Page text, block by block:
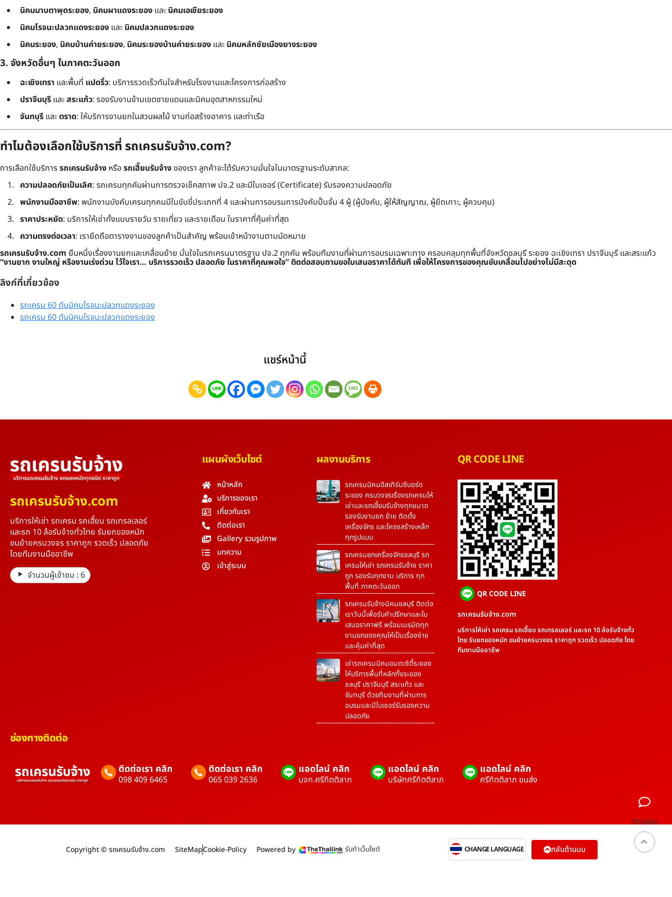
นิคมมาบตาพุดระยอง, นิคมผาแดงระยอง และ นิคมเอเชียระยอง
นิคมโรจนะปลวกแดงระยอง และ นิคมปลวกแดงระยอง
นิคมระยอง, นิคมบ้านค่ายระยอง, นิคมระยองบ้านค่ายระยอง และ นิคมหลักชัยเมืองยางระยอง
3. จังหวัดอื่นๆ ในภาคตะวันออก
ฉะเชิงเทรา และพื้นที่ แปดริ้ว: บริการรวดเร็วทันใจสำหรับโรงงานและโครงการก่อสร้าง
ปราจีนบุรี และสระแก้ว: รองรับงานข้ามเขตชายแดนและนิคมอุตสาหกรรมใหม่
จันทบุรี และตราด: ให้บริการงานยกในสวนผลไม้ งานก่อสร้างอาคาร และท่าเรือ
ทำไมต้องเลือกใช้บริการที่ รถเครนรับจ้าง.com?
การเลือกใช้บริการรถเครนรับจ้าง หรือรถเฮี๊ยบรับจ้าง ของเรา ลูกค้าจะได้รับความมั่นใจในมาตรฐานระดับสากล:
ความปลอดภัยเป็นเลิศ: รถเครนทุกคันผ่านการตรวจเช็คสภาพ ปจ.2 และมีใบเซอร์ (Certificate) รับรองความปลอดภัย
พนักงานมืออาชีพ: พนักงานบังคับเครนทุกคนมีใบขับขี่ประเภทที่ 4 และผ่านการอบรมการบังคับปั้นจั่น 4 ผู้ (ผู้บังคับ, ผู้ให้สัญญาณ, ผู้ยึดเกาะ, ผู้ควบคุม)
ราคาประหยัด: บริการให้เช่าทั้งแบบรายวัน รายเที่ยว และรายเดือน ในราคาที่คุ้มค่าที่สุด
ความตรงต่อเวลา: เรายึดถือตารางงานของลูกค้าเป็นสำคัญ พร้อมเข้าหน้างานตามนัดหมาย
รถเครนรับจ้าง.com ยืนหนึ่งเรื่องงานยกและเคลื่อนย้าย มั่นใจในรถเครนมาตรฐาน ปจ.2 ทุกคัน พร้อมทีมงานที่ผ่านการอบรมเฉพาะทาง ครอบคลุมทุกพื้นที่จังหวัดชลบุรี ระยอง ฉะเชิงเทรา ปราจีนบุรี และสระแก้ว
“งานยาก งานใหญ่ หรืองานเร่งด่วน ไว้ใจเรา… บริการรวดเร็ว ปลอดภัย ในราคาที่คุณพอใจ”ติดต่อสอบถามขอใบเสนอราคาได้ทันที เพื่อให้โครงการของคุณขับเคลื่อนไปอย่างไม่มีสะดุด
ลิงก์ที่เกี่ยวข้อง
รถเครน 60 ตันนิคมโรจนะปลวกแดงระยอง
รถเครน 60 ตันนิคมโรจนะปลวกแดงระยอง
แชร์หน้านี้
รถเครนรับจ้าง.com
บริการให้เช่า รถเครน รถเฮี๊ยบ รถเทรลเลอร์
และรถ 10 ล้อรับจ้างทั่วไทย รับยกของหนัก
ขนย้ายครบวงจร ราคาถูก รวดเร็ว ปลอดภัย
โดยทีมงานมืออาชีพ
จำนวนผู้เข้าชม : 6
แผนผังเว็บไซต์
หน้าหลัก
บริการของเรา
เกี่ยวกับเรา
ติดต่อเรา
Gallery รวมรูปภาพ
บทความ
เข้าสู่ระบบ
ผลงานบริการ
รถเครนนิคมอีสเทิร์นซีบอร์ด
ระยอง ครบวงจรเรื่องรถเครนให้
เช่าและรถเฮี๊ยบรับจ้างทุกขนาด
รองรับงานยก ย้าย ติดตั้ง
เครื่องจักร และโครงสร้างเหล็ก
ทุกรูปแบบ
รถเครนยกเครื่องจักรชลบุรี รถ
เครนให้เช่า รถเครนรับจ้าง ราคา
ถูก รองรับทุกงาน บริการ ทุก
พื้นที่ ภาคตะวันออก
รถเครนรับจ้างนิคมชลบุรี ติดต่อ
เราวันนี้เพื่อรับคำปรึกษาและใบ
เสนอราคาฟรี พร้อมเนรมิตทุก
งานยกของคุณให้เป็นเรื่องง่าย
และคุ้มค่าที่สุด
เช่ารถเครนนิคมอมตะซิตี้ระยอง
ให้บริการพื้นที่หลักทั้งระยอง
ชลบุรี ปราจีนบุรี สระแก้ว และ
จันทบุรี ด้วยทีมงานที่ผ่านการ
อบรมและมีใบเซอร์รับรองความ
ปลอดภัย
QR CODE LINE
QR CODE LINE
รถเครนรับจ้าง.com
บริการให้เช่า รถเครน รถเฮี๊ยบ รถเทรลเลอร์ และรถ 10 ล้อรับจ้างทั่ว
ไทย รับยกของหนัก ขนย้ายครบวงจร ราคาถูก รวดเร็ว ปลอดภัย โดย
ทีมงานมืออาชีพ
ช่องทางติดต่อ
ติดต่อเรา คลิก
098 409 6465
ติดต่อเรา คลิก
065 039 2636
แอดไลน์ คลิก
บจก.ศรีกิตติลาภ
แอดไลน์ คลิก
บริษัทศรีกิตติลาภ
แอดไลน์ คลิก
ศรีกิตติลาภ ขนส่ง
Copyright © รถเครนรับจ้าง.com SiteMapCookie-Policy Powered by รับทำเว็บไซต์ CHANGE LANGUAGE กลับด้านบน
ติดต่อเรา